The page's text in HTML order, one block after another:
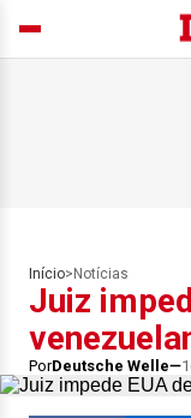
Início> Notícias
Juiz
PorDeutsche Welle